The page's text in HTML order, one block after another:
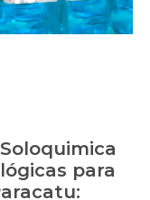
para